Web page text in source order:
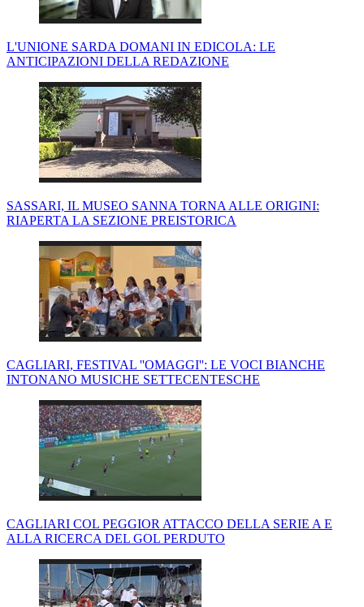
L'UNIONE SARDA DOMANI IN EDICOLA: LE
ANTICIPAZIONI DELLA REDAZIONE
SASSARI, IL MUSEO SANNA TORNA ALLE ORIGINI:
RIAPERTA LA SEZIONE PREISTORICA
CAGLIARI, FESTIVAL ''OMAGGI'': LE VOCI BIANCHE
INTONANO MUSICHE SETTECENTESCHE
CAGLIARI COL PEGGIOR ATTACCO DELLA SERIE A E
ALLA RICERCA DEL GOL PERDUTO